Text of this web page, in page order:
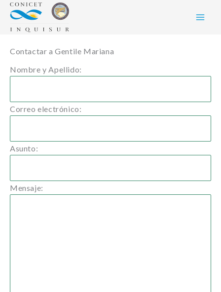
Skip
content
Contactar a Gentile Mariana
Nombre y Apellido:
Correo electrónico:
Asunto:
Mensaje: